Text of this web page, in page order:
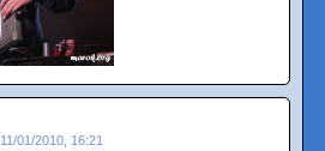
11/01/2010, 16:21